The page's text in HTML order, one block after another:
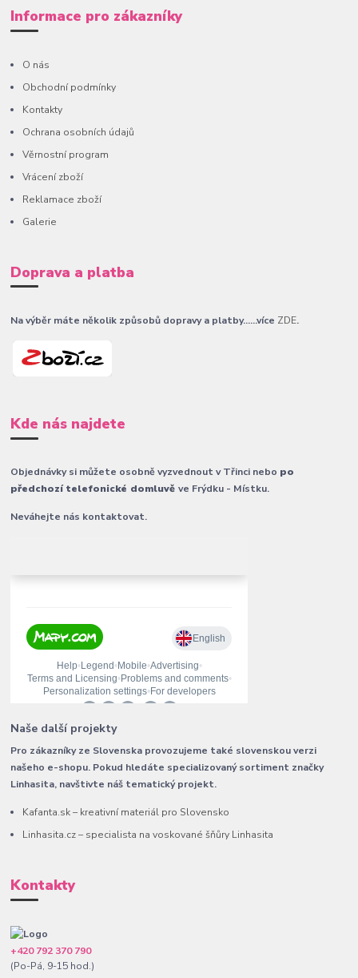
Informace pro zákazníky
O nás
Obchodní podmínky
Kontakty
Ochrana osobních údajů
Věrnostní program
Vrácení zboží
Reklamace zboží
Galerie
Doprava a platba
Na výběr máte několik způsobů dopravy a platby......více ZDE.
Kde nás najdete
Objednávky si můžete osobně vyzvednout v Třinci nebo po
předchozí telefonické domluvěve Frýdku - Místku.
Neváhejte nás kontaktovat.
Naše další projekty
Pro zákazníky ze Slovenska provozujeme také slovenskou verzi
našeho e-shopu. Pokud hledáte specializovaný sortiment značky
Linhasita, navštivte náš tematický projekt.
Kafanta.sk – kreativní materiál pro Slovensko
Linhasita.cz – specialista na voskované šňůry Linhasita
Kontakty
+420 792 370 790
(Po-Pá, 9-15 hod.)